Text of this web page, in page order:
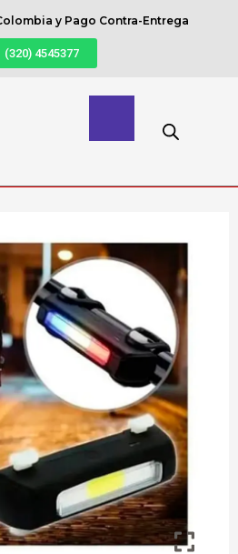
y Pago Contra-Entrega
(320) 4545377